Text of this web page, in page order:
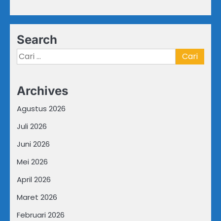
Search
Cari
untuk:
Archives
Agustus 2026
Juli 2026
Juni 2026
Mei 2026
April 2026
Maret 2026
Februari 2026